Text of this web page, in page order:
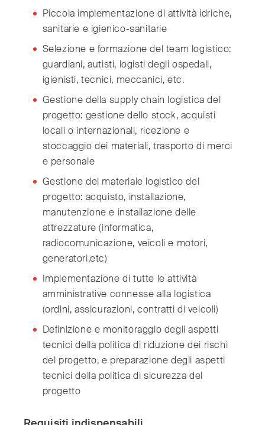
Piccola implementazione di attività idriche,
sanitarie e igienico-sanitarie
Selezione e formazione del team logistico:
guardiani, autisti, logisti degli ospedali,
igienisti, tecnici, meccanici, etc.
Gestione della supply chain logistica del
progetto: gestione dello stock, acquisti
locali o internazionali, ricezione e
stoccaggio dei materiali, trasporto di merci
e personale
Gestione del materiale logistico del
progetto: acquisto, installazione,
manutenzione e installazione delle
attrezzature (informatica,
radiocomunicazione, veicoli e motori,
generatori,etc)
Implementazione di tutte le attività
amministrative connesse alla logistica
(ordini, assicurazioni, contratti di veicoli)
Definizione e monitoraggio degli aspetti
tecnici della politica di riduzione dei rischi
del progetto, e preparazione degli aspetti
tecnici della politica di sicurezza del
progetto